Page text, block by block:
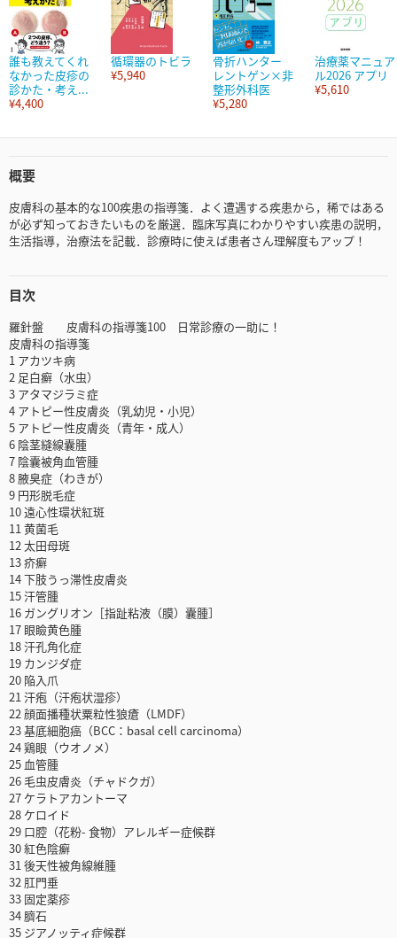
誰も教えてくれ
なかった皮疹の
診かた・考え...
¥4,400
循環器のトビラ
¥5,940
骨折ハンター
レントゲン×非
整形外科医
¥5,280
治療薬マニュア
ル2026 アプリ
¥5,610
概要
皮膚科の基本的な100疾患の指導箋．よく遭遇する疾患から，稀ではある
が必ず知っておきたいものを厳選．臨床写真にわかりやすい疾患の説明，
生活指導，治療法を記載．診療時に使えば患者さん理解度もアップ！
目次
羅針盤 皮膚科の指導箋100 日常診療の一助に！
皮膚科の指導箋
1 アカツキ病
2 足白癬（水虫）
3 アタマジラミ症
4 アトピー性皮膚炎（乳幼児・小児）
5 アトピー性皮膚炎（青年・成人）
6 陰茎縫線囊腫
7 陰囊被角血管腫
8 腋臭症（わきが）
9 円形脱毛症
10 遠心性環状紅斑
11 黄菌毛
12 太田母斑
13 疥癬
14 下肢うっ滞性皮膚炎
15 汗管腫
16 ガングリオン［指趾粘液（膜）囊腫］
17 眼瞼黄色腫
18 汗孔角化症
19 カンジダ症
20 陥入爪
21 汗疱（汗疱状湿疹）
22 顔面播種状粟粒性狼瘡（LMDF）
23 基底細胞癌（BCC：basal cell carcinoma）
24 鶏眼（ウオノメ）
25 血管腫
26 毛虫皮膚炎（チャドクガ）
27 ケラトアカントーマ
28 ケロイド
29 口腔（花粉- 食物）アレルギー症候群
30 紅色陰癬
31 後天性被角線維腫
32 肛門垂
33 固定薬疹
34 臍石
35 ジアノッティ症候群